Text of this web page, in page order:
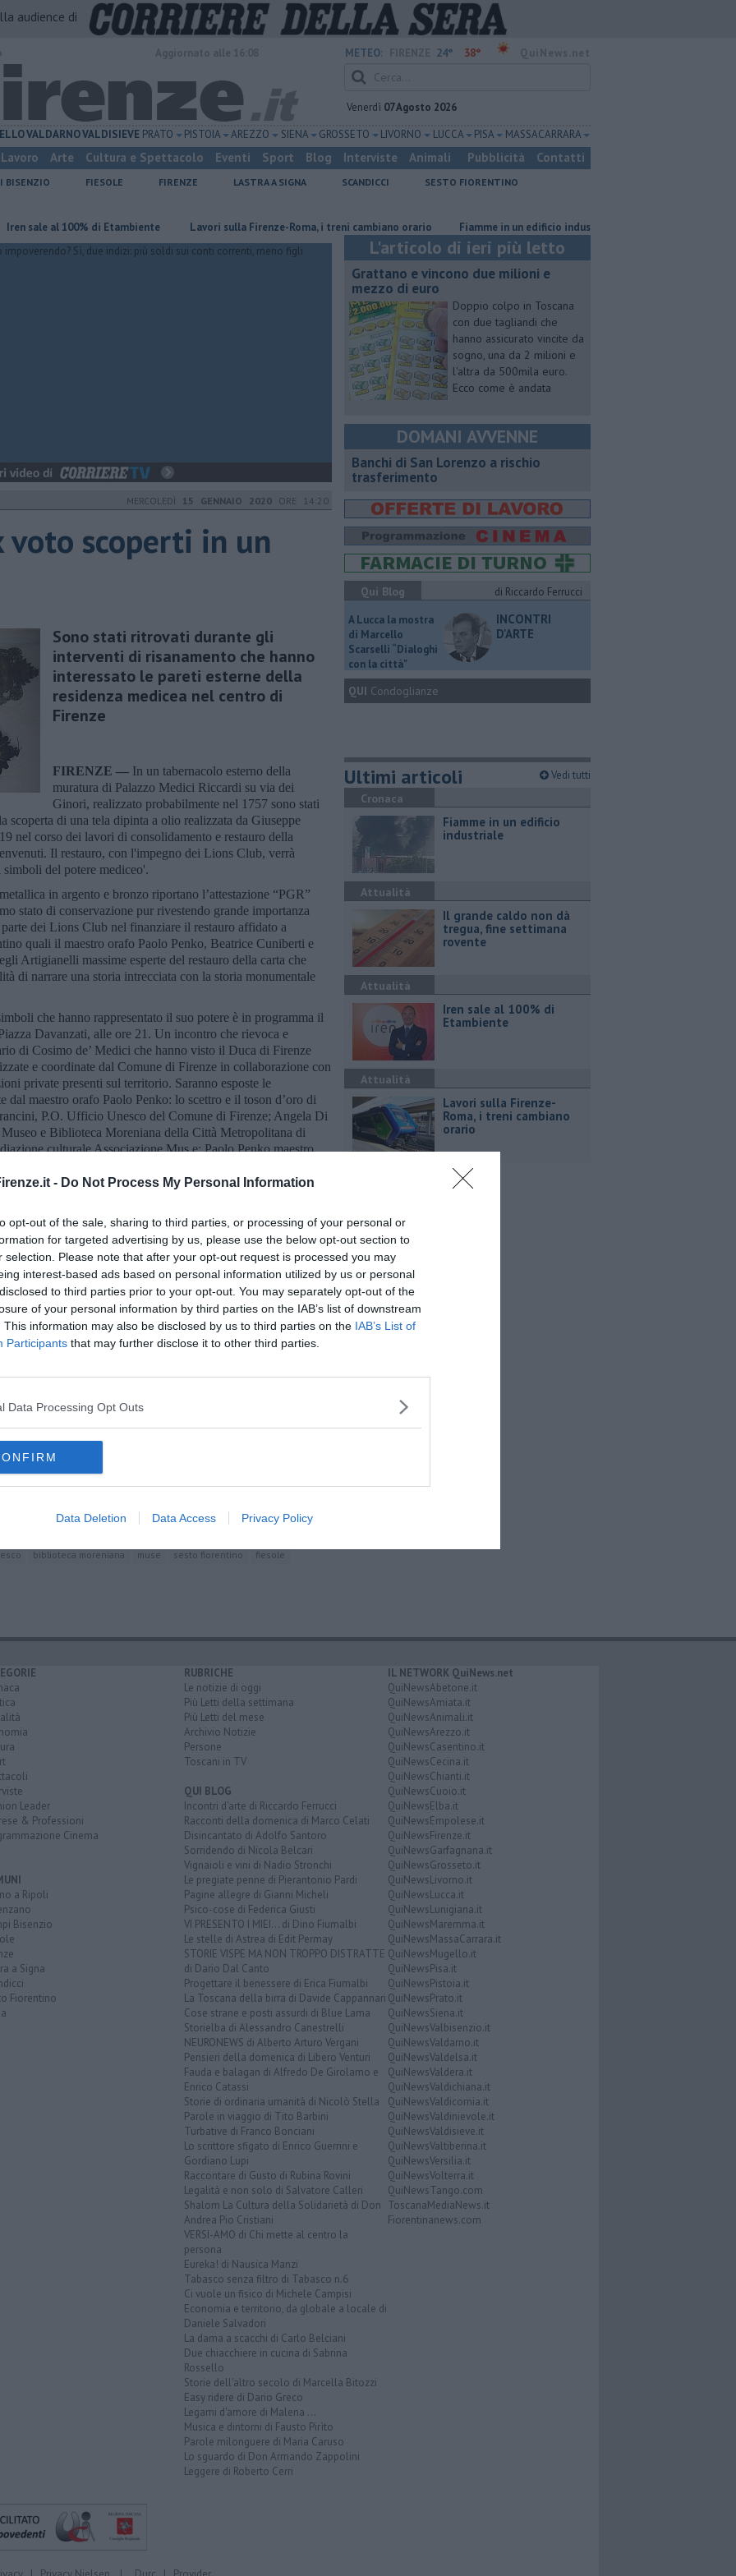
- Do Not Process My Personal Information
opt-out of the sale, sharing to third parties, or processing of your personal or
for targeted advertising by us, please use the below opt-out section to
selection. Please note that after your opt-out request is processed you may
interest-based ads based on personal information utilized by us or personal
to third parties prior to your opt-out. You may separately opt-out of the
of your personal information by third parties on the IAB’s list of downstream
This information may also be disclosed by us to third parties on the IAB’s List of
Participants that may further disclose it to other third parties.
Data Processing Opt Outs
Data Deletion Data Access Privacy Policy
audience di
METEO: 24° 38°
Venerdì 07 Agosto 2026
VALDARNOVALDISIEVE PRATO PISTOIA AREZZO SIENA GROSSETO LIVORNO LUCCA PISA MASSA CARRARA
Lavoro Arte Cultura e Spettacolo Eventi Sport Blog Interviste Animali Pubblicità Contatti
BISENZIO FIESOLE FIRENZE LASTRA A SIGNA SCANDICCI
SESTO FIORENTINO
al 100% di Etambiente Lavori sulla Firenze-Roma, i treni cambiano orario Fiamme in un edificio industriale
MERCOLEDÌ 15 GENNAIO 2020 ORE 14:20
voto scoperti in un
Sono stati ritrovati durante gli
interventi di risanamento che hanno
interessato le pareti esterne della
residenza medicea nel centro di
Firenze
FIRENZE — In un tabernacolo esterno della
muratura di Palazzo Medici Riccardi su via dei
Ginori, realizzato probabilmente nel 1757 sono stati
scoperta di una tela dipinta a olio realizzata da Giuseppe
nel corso dei lavori di consolidamento e restauro della
Il restauro, con l'impegno dei Lions Club, verrà
simboli del potere mediceo'.
in argento e bronzo riportano l’attestazione “PGR”
stato di conservazione pur rivestendo grande importanza
dei Lions Club nel finanziare il restauro affidato a
quali il maestro orafo Paolo Penko, Beatrice Cuniberti e
Artigianelli massime esperte del restauro della carta che
di narrare una storia intrecciata con la storia monumentale
che hanno rappresentato il suo potere è in programma il
Davanzati, alle ore 21. Un incontro che rievoca e
di Cosimo de’ Medici che hanno visto il Duca di Firenze
e coordinate dal Comune di Firenze in collaborazione con
private presenti sul territorio. Saranno esposte le
dal maestro orafo Paolo Penko: lo scettro e il toson d’oro di
P.O. Ufficio Unesco del Comune di Firenze; Angela Di
e Biblioteca Moreniana della Città Metropolitana di
culturale Associazione Mus.e; Paolo Penko maestro
Atelier degli Artigianelli; il direttore generale della
raccolta di fondi raccolti dai Lions Club di Sesto Fiorentino,
iscriviti allaNewsletter QUInews - ToscanaMedia.
nella tua casella di posta.
Robbia
palazzo medici riccardi via de' ginori olio
roberto benvenuti
biblioteca moreniana muse sesto fiorentino
fiesole
L'articolo di ieri più letto
Grattano e vincono due milioni e
mezzo di euro
Doppio colpo in Toscana
con due tagliandi che
hanno assicurato vincite da
sogno, una da 2 milioni e
l'altra da 500mila euro.
Ecco come è andata
DOMANI AVVENNE
Banchi di San Lorenzo a rischio
trasferimento
Qui Blog
di Riccardo Ferrucci
A Lucca la mostra
di Marcello
Scarselli “Dialoghi
con la città"
INCONTRI
D'ARTE
QUI Condoglianze
Ultimi articoli Vedi tutti
Cronaca
Fiamme in un edificio
industriale
Attualità
Il grande caldo non dà
tregua, fine settimana
rovente
Attualità
Iren sale al 100% di
Etambiente
Attualità
Lavori sulla Firenze-
Roma, i treni cambiano
orario
Leader
& Professioni
Cinema
a Ripoli
Bisenzio
a Signa
Fiorentino
RUBRICHE
Le notizie di oggi
Più Letti della settimana
Più Letti del mese
Archivio Notizie
Persone
Toscani in TV
QUI BLOG
Incontri d'arte di Riccardo Ferrucci
Racconti della domenica di Marco Celati
Disincantato di Adolfo Santoro
Sorridendo di Nicola Belcari
Vignaioli e vini di Nadio Stronchi
Le pregiate penne di Pierantonio Pardi
Pagine allegre di Gianni Micheli
Psico-cose di Federica Giusti
VI PRESENTO I MIEI... di Dino Fiumalbi
Le stelle di Astrea di Edit Permay
STORIE VISPE MA NON TROPPO DISTRATTE
di Dario Dal Canto
Progettare il benessere di Erica Fiumalbi
La Toscana della birra di Davide Cappannari
Cose strane e posti assurdi di Blue Lama
Storielba di Alessandro Canestrelli
NEURONEWS di Alberto Arturo Vergani
Pensieri della domenica di Libero Venturi
Fauda e balagan di Alfredo De Girolamo e
Enrico Catassi
Storie di ordinaria umanità di Nicolò Stella
Parole in viaggio di Tito Barbini
Turbative di Franco Bonciani
Lo scrittore sfigato di Enrico Guerrini e
Gordiano Lupi
Raccontare di Gusto di Rubina Rovini
Legalità e non solo di Salvatore Calleri
Shalom La Cultura della Solidarietà di Don
Andrea Pio Cristiani
VERSI-AMO di Chi mette al centro la
persona
Eureka! di Nausica Manzi
Tabasco senza filtro di Tabasco n.6
Ci vuole un fisico di Michele Campisi
Economia e territorio, da globale a locale di
Daniele Salvadori
La dama a scacchi di Carlo Belciani
Due chiacchiere in cucina di Sabrina
Rossello
Storie dell'altro secolo di Marcella Bitozzi
Easy ridere di Dario Greco
Legami d'amore di Malena ...
Musica e dintorni di Fausto Pirìto
Parole milonguere di Maria Caruso
Lo sguardo di Don Armando Zappolini
Leggere di Roberto Cerri
IL NETWORK QuiNews.net
QuiNewsAbetone.it
QuiNewsAmiata.it
QuiNewsAnimali.it
QuiNewsArezzo.it
QuiNewsCasentino.it
QuiNewsCecina.it
QuiNewsChianti.it
QuiNewsCuoio.it
QuiNewsElba.it
QuiNewsEmpolese.it
QuiNewsFirenze.it
QuiNewsGarfagnana.it
QuiNewsGrosseto.it
QuiNewsLivorno.it
QuiNewsLucca.it
QuiNewsLunigiana.it
QuiNewsMaremma.it
QuiNewsMassaCarrara.it
QuiNewsMugello.it
QuiNewsPisa.it
QuiNewsPistoia.it
QuiNewsPrato.it
QuiNewsSiena.it
QuiNewsValbisenzio.it
QuiNewsValdarno.it
QuiNewsValdelsa.it
QuiNewsValdera.it
QuiNewsValdichiana.it
QuiNewsValdicornia.it
QuiNewsValdinievole.it
QuiNewsValdisieve.it
QuiNewsValtiberina.it
QuiNewsVersilia.it
QuiNewsVolterra.it
QuiNewsTango.com
ToscanaMediaNews.it
Fiorentinanews.com